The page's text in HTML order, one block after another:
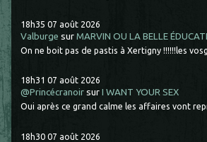
18h35 07 août 2026
Valburge surMARVIN OU LA BELLE
On ne boit pas de pastis à Xertigny !!!!!!les
18h31 07 août 2026
@Princécranoir surI WANT YOUR SEX
Oui après ce grand calme les affaires vont
18h30 07 août 2026